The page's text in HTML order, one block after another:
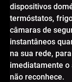
dispositivos
termóstatos,
câmaras de
instantâneos
na sua rede,
imediatamente o
não reconhece.